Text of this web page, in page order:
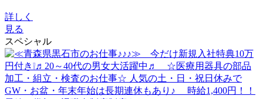
詳しく
見る
スペシャル